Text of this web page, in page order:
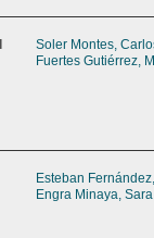
Soler Montes,
Fuertes Gutiérrez,
Esteban
Engra Minaya, Sara